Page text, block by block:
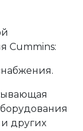
Cummins:
других